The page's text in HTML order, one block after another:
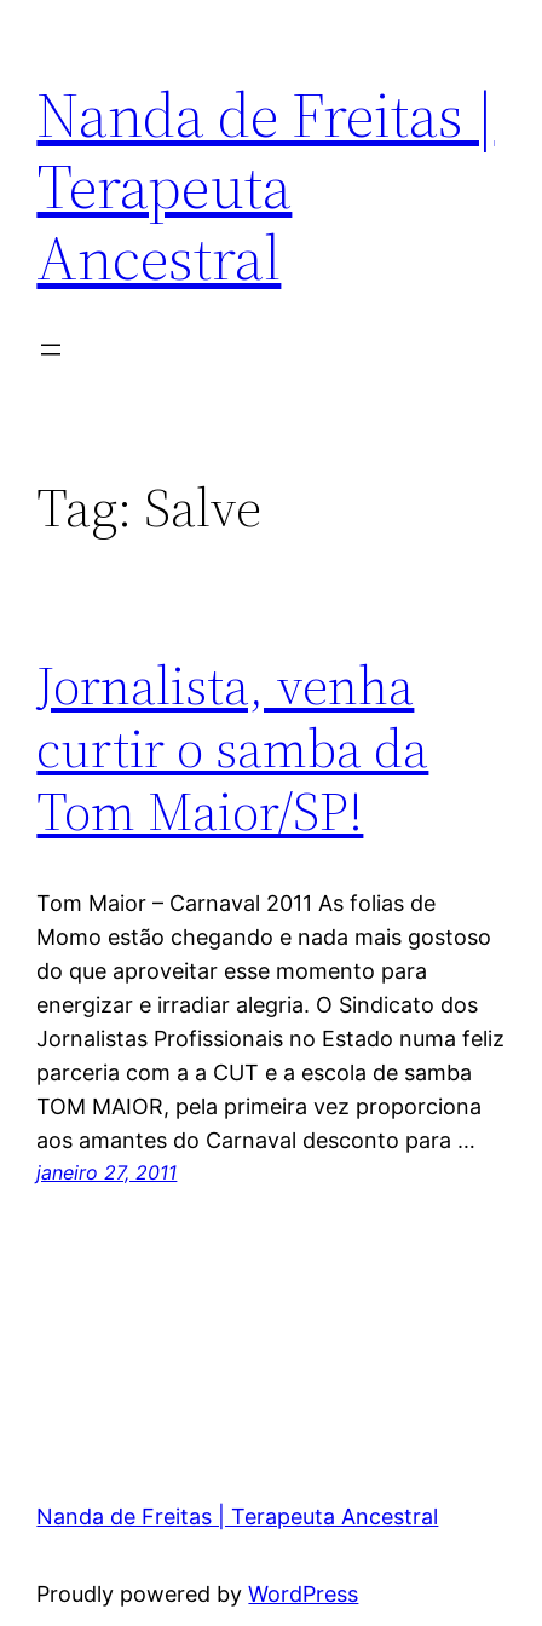
conteúdo
Nanda de Freitas |
Terapeuta
Ancestral
Tag: Salve
Jornalista, venha
curtir o samba da
Tom Maior/SP!
Tom Maior – Carnaval 2011 As folias de
Momo estão chegando e nada mais gostoso
do que aproveitar esse momento para
energizar e irradiar alegria. O Sindicato dos
Jornalistas Profissionais no Estado numa feliz
parceria com a a CUT e a escola de samba
TOM MAIOR, pela primeira vez proporciona
aos amantes do Carnaval desconto para …
janeiro 27, 2011
Nanda de Freitas | Terapeuta Ancestral
Proudly powered byWordPress